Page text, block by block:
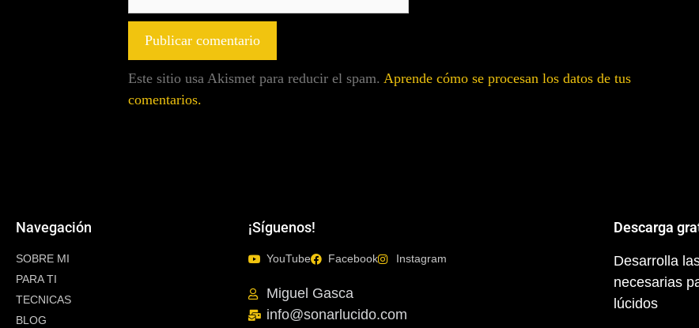
Este sitio usa Akismet para reducir el spam. Aprende cómo se procesan los datos de tus
comentarios.
Navegación
SOBRE MI
PARA TI
TECNICAS
BLOG
¡Síguenos!
YouTube Facebook Instagram
Miguel Gasca
info@sonarlucido.com
Descarga
Desarrolla
necesarias
lúcidos